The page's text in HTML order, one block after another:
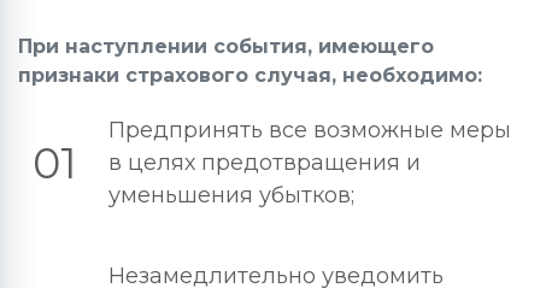
При наступлении события, имеющего
признаки страхового случая, необходимо:
01
Предпринять все возможные меры
в целях предотвращения и
уменьшения убытков;
Незамедлительно уведомить